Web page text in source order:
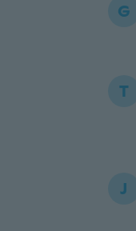
G
T
J